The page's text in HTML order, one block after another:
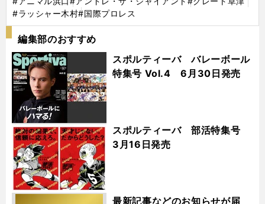
#ラッシャー木村#国際プロレス
編集部のおすすめ
スポルティーバ バレーボール
特集号 Vol.4 6月30日発売
スポルティーバ 部活特集号
3月16日発売
最新記事などのお知らせが届